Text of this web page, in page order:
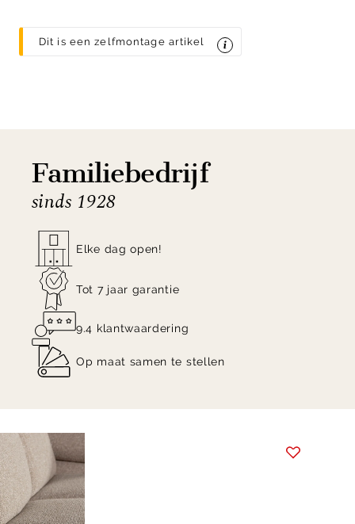
Dit is een zelfmontage artikel
Familiebedrijf
sinds 1928
Elke dag open!
Tot 7 jaar garantie
9.4 klantwaardering
Op maat samen te stellen
Item
1
of
8